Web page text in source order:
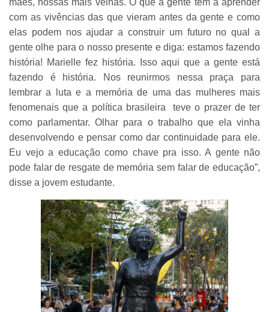
mães, nossas mais velhas. O que a gente tem a aprender
com as vivências das que vieram antes da gente e como
elas podem nos ajudar a construir um futuro no qual a
gente olhe para o nosso presente e diga: estamos fazendo
história! Marielle fez história. Isso aqui que a gente está
fazendo é história. Nos reunirmos nessa praça para
lembrar a luta e a memória de uma das mulheres mais
fenomenais que a política brasileira teve o prazer de ter
como parlamentar. Olhar para o trabalho que ela vinha
desenvolvendo e pensar como dar continuidade para ele.
Eu vejo a educação como chave pra isso. A gente não
pode falar de resgate de memória sem falar de educação”,
disse a jovem estudante.